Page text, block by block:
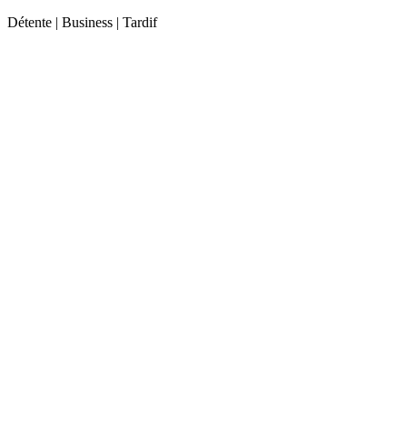
Détente | Business | Tardif